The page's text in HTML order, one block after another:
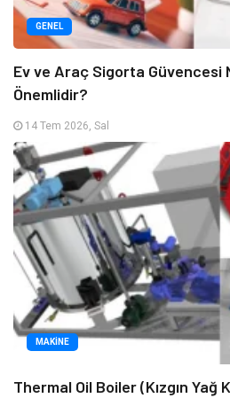
GENEL
Ev ve Araç Sigorta Güvencesi
Önemlidir?
14 Tem 2026, Sal
MAKINE
Thermal Oil Boiler (Kızgın Yağ